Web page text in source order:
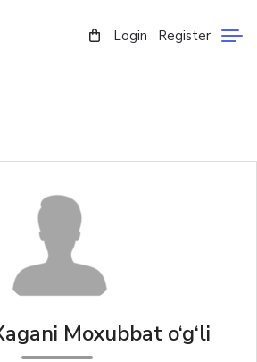
Login Register
Moxubbat o‘g‘li